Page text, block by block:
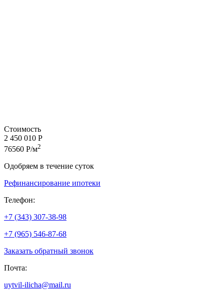
Стоимость
2 450 010 Р
76560 Р/м2
Одобряем в течение суток
Рефинансирование ипотеки
Телефон:
+7 (343) 307-38-98
+7 (965) 546-87-68
Заказать обратный звонок
Почта:
uytvil-ilicha@mail.ru